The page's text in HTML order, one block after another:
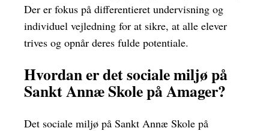
Der er fokus på differentieret undervisning og
individuel vejledning for at sikre, at alle elever
trives og opnår deres fulde potentiale.
Hvordan er det sociale miljø på
Sankt Annæ Skole på Amager?
Det sociale miljø på Sankt Annæ Skole på